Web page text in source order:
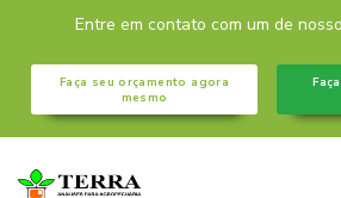
Entre em contato com um de
Faça seu orçamento agora
mesmo